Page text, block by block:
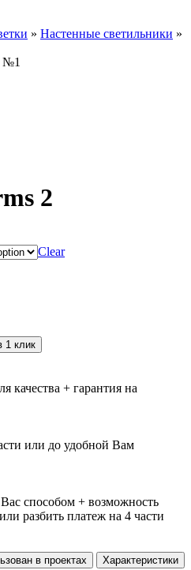
» Настенные светильники »
2
Clear
1 клик
качества + гарантия на
или до удобной Вам
способом + возможность
разбить платеж на 4 части
в проектах Характеристики